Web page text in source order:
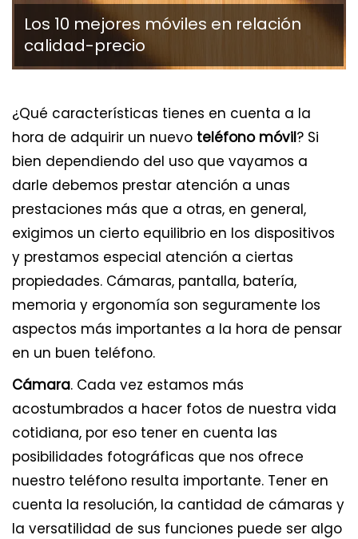
Los 10 mejores móviles en relación
calidad-precio
¿Qué características tienes en cuenta a la
hora de adquirir un nuevo teléfono móvil? Si
bien dependiendo del uso que vayamos a
darle debemos prestar atención a unas
prestaciones más que a otras, en general,
exigimos un cierto equilibrio en los dispositivos
y prestamos especial atención a ciertas
propiedades. Cámaras, pantalla, batería,
memoria y ergonomía son seguramente los
aspectos más importantes a la hora de pensar
en un buen teléfono.
Cámara. Cada vez estamos más
acostumbrados a hacer fotos de nuestra vida
cotidiana, por eso tener en cuenta las
posibilidades fotográficas que nos ofrece
nuestro teléfono resulta importante. Tener en
cuenta la resolución, la cantidad de cámaras y
la versatilidad de sus funciones puede ser algo